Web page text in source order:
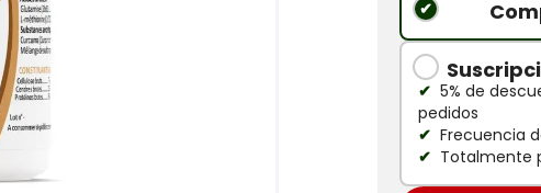
5% de
pedidos
Frecuencia
Totalmente